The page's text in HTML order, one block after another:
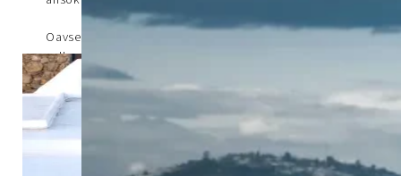
Oavsett om du flyttar, investerar eller startar något
nytt – vi gör processen smidig, personlig och
transparent.
På Fusion går vi bortom konsultverksamhet. Vi blir
din betrodda partner på plats.
Mer information